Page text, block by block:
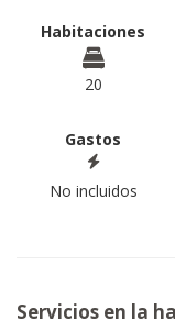
Habitaciones
20
Gastos
No incluidos
Servicios en la